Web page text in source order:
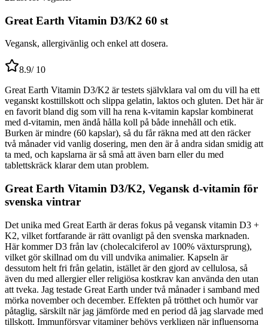
Great Earth Vitamin D3/K2 60 st
Vegansk, allergivänlig och enkel att dosera.
8.9/ 10
Great Earth Vitamin D3/K2 är testets självklara val om du vill ha ett
veganskt kosttillskott och slippa gelatin, laktos och gluten. Det här är
en favorit bland dig som vill ha rena k-vitamin kapslar kombinerat
med d-vitamin, men ändå hålla koll på både innehåll och etik.
Burken är mindre (60 kapslar), så du får räkna med att den räcker
två månader vid vanlig dosering, men den är å andra sidan smidig att
ta med, och kapslarna är så små att även barn eller du med
tablettskräck klarar dem utan problem.
Great Earth Vitamin D3/K2, Vegansk d-vitamin för
svenska vintrar
Det unika med Great Earth är deras fokus på vegansk vitamin D3 +
K2, vilket fortfarande är rätt ovanligt på den svenska marknaden.
Här kommer D3 från lav (cholecalciferol av 100% växtursprung),
vilket gör skillnad om du vill undvika animalier. Kapseln är
dessutom helt fri från gelatin, istället är den gjord av cellulosa, så
även du med allergier eller religiösa kostkrav kan använda den utan
att tveka. Jag testade Great Earth under två månader i samband med
mörka november och december. Effekten på trötthet och humör var
påtaglig, särskilt när jag jämförde med en period då jag slarvade med
tillskott. Immunförsvar vitaminer behövs verkligen när influensorna